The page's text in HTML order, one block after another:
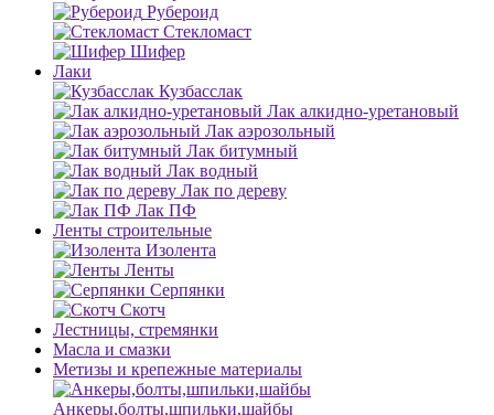
Рубероид
Стекломаст
Шифер
Лаки
Кузбасслак
Лак алкидно-уретановый
Лак аэрозольный
Лак битумный
Лак водный
Лак по дереву
Лак ПФ
Ленты строительные
Изолента
Ленты
Серпянки
Скотч
Лестницы, стремянки
Масла и смазки
Метизы и крепежные материалы
Анкеры,болты,шпильки,шайбы